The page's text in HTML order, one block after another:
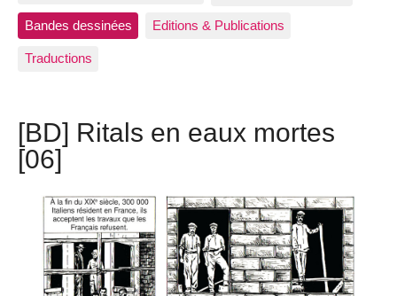
Bandes dessinées Editions & Publications
Traductions
[BD] Ritals en eaux mortes
[06]